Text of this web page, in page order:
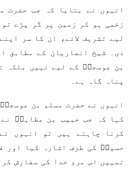
انہوں نے بتایا کہ جب حضرت
زخمی ہو کر زمین پر گر پڑے
لیے تشریف لائے، ان کا سر
دی۔ شیخ انصاریان کے مطابق
بن عوسجہؑ کے لیے نہیں بلکہ
پناہ گاہ ہے۔
انہوں نے حضرت مسلم بن
کہا کہ جب حبیب بن مظاہرؑ
کرنا چاہتے ہیں تو انہوں
حسینؑ کی طرف اشارہ کیا اور
تمہیں اس مردِ خدا کی سفارش